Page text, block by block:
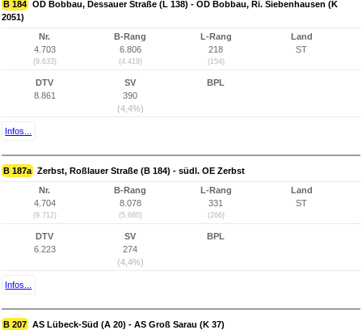
B 184 OD Bobbau, Dessauer Straße (L 138) - OD Bobbau, Ri. Siebenhausen (K
2051)
Nr.
4.703
(9.633)
B-Rang
6.806
(4.419)
L-Rang
218
(154)
Land
ST
DTV
8.861
SV
390
(4,4%)
BPL
Infos...
B 187a Zerbst, Roßlauer Straße (B 184) - südl. OE Zerbst
Nr.
4.704
(9.712)
B-Rang
8.078
(5.680)
L-Rang
331
(266)
Land
ST
DTV
6.223
SV
274
(4,4%)
BPL
Infos...
B 207 AS Lübeck-Süd (A 20) - AS Groß Sarau (K 37)